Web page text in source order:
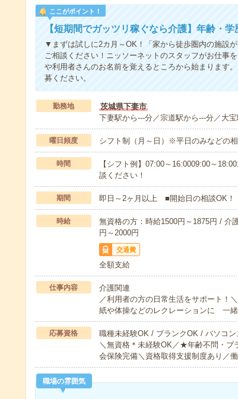
ここがポイント！
【短期間でガッツリ稼ぐなら介護】年齢・
▼まずは試しに2カ月～OK！「家から徒歩圏内の施設
ご相談ください！ニッソーネットのスタッフがお仕事
や利用者さんのお名前を覚えるところから始まります
募ください。
勤務地
茨城県下妻市
下妻駅から---分／宗道駅から---分／大
曜日頻度 シフト制（月～日）※平日のみなどの
時間
【シフト例】07:00～16:0009:00～
談ください！
期間 即日～2ヶ月以上 ■開始日の相談OK！
時給
無資格の方：時給1500円～1875円 / 介
円～2000円
交通費
全額支給
仕事内容
介護関連
／利用者の方の日常生活をサポート！
紙や体操などのレクレーションに 一
応募資格
職種未経験OK / ブランクOK / パソコ
＼無資格＊未経験OK／★年齢不問・
会保険完備＼資格取得支援制度あり／
職場の雰囲気